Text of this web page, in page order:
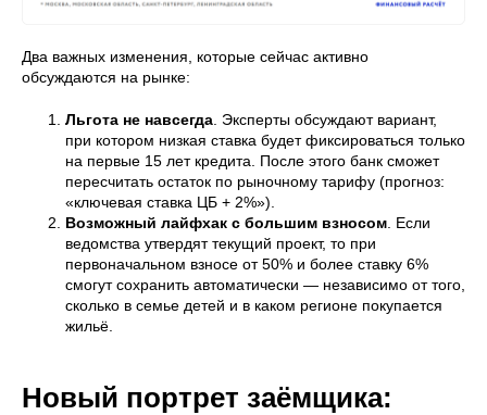
Два важных изменения, которые сейчас активно
обсуждаются на рынке:
Льгота не навсегда . Эксперты обсуждают вариант,
при котором низкая ставка будет фиксироваться только
на первые 15 лет кредита. После этого банк сможет
пересчитать остаток по рыночному тарифу (прогноз:
«ключевая ставка ЦБ + 2%»).
Возможный лайфхак с большим взносом . Если
ведомства утвердят текущий проект, то при
первоначальном взносе от 50% и более ставку 6%
смогут сохранить автоматически — независимо от того,
сколько в семье детей и в каком регионе покупается
жильё.
Новый портрет заёмщика: